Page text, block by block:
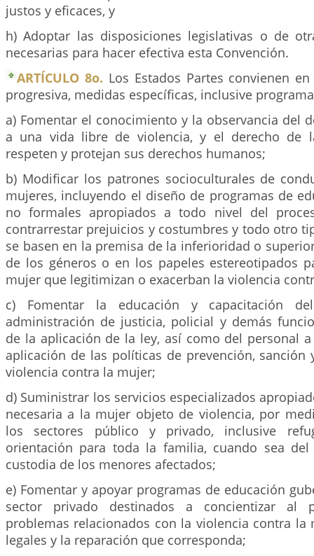
justos y eficaces, y
h) Adoptar las disposiciones legislativas o de
necesarias para hacer efectiva esta Convención.
ARTÍCULO 8o. Los Estados Partes convienen
progresiva, medidas específicas, inclusive
a) Fomentar el conocimiento y la observancia del
a una vida libre de violencia, y el derecho de
respeten y protejan sus derechos humanos;
b) Modificar los patrones socioculturales de
mujeres, incluyendo el diseño de programas de
no formales apropiados a todo nivel del
contrarrestar prejuicios y costumbres y todo otro
se basen en la premisa de la inferioridad o
de los géneros o en los papeles estereotipados
mujer que legitimizan o exacerban la violencia
c) Fomentar la educación y capacitación
administración de justicia, policial y demás
de la aplicación de la ley, así como del personal
aplicación de las políticas de prevención,
violencia contra la mujer;
d) Suministrar los servicios especializados
necesaria a la mujer objeto de violencia, por
los sectores público y privado, inclusive
orientación para toda la familia, cuando sea
custodia de los menores afectados;
e) Fomentar y apoyar programas de educación
sector privado destinados a concientizar al
problemas relacionados con la violencia contra la
legales y la reparación que corresponda;